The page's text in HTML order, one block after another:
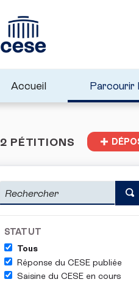
Accueil Parcourir
2 PÉTITIONS
STATUT
Tous
Réponse du CESE publiée
Saisine du CESE en cours